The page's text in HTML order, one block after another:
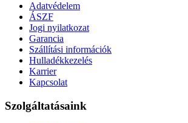
Adatvédelem
ÁSZF
Jogi nyilatkozat
Garancia
Szállítási információk
Hulladékkezelés
Karrier
Kapcsolat
Szolgáltatásaink